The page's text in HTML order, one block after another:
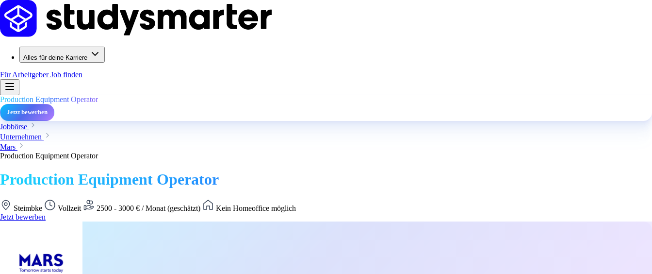
Alles für deine Karriere
Für ArbeitgeberJob finden
Production Equipment Operator
Jetzt bewerben
Jobbörse
Unternehmen
Mars
Production Equipment Operator
Production Equipment Operator
Steimbke Vollzeit 2500 - 3000 € / Monat (geschätzt)
Kein Homeoffice möglich
Jetzt bewerben